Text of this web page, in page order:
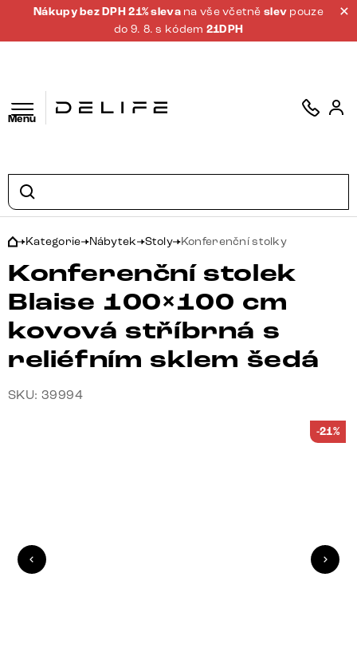
Nákupy bez DPH 21% sleva na vše včetněslev pouze
do 9. 8. s kódem 21DPH
Menu
Kategorie Nábytek Stoly Konferenční stolky
Konferenční stolek
Blaise 100×100 cm
kovová stříbrná s
reliéfním sklem šedá
SKU: 39994
-21%